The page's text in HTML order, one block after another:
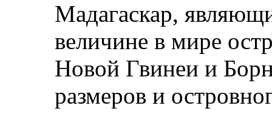
Мадагаскар,
величине в мире
Новой Гвинеи и
размеров и